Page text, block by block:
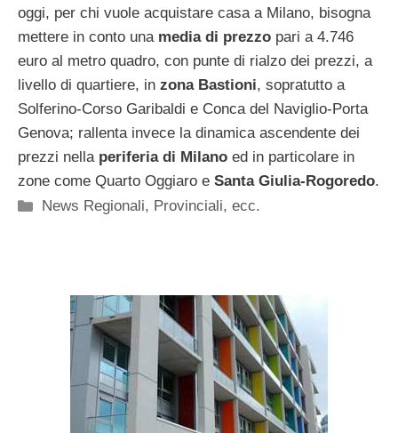
oggi, per chi vuole acquistare casa a Milano, bisogna
mettere in conto unamedia di prezzo pari a 4.746
euro al metro quadro, con punte di rialzo dei prezzi, a
livello di quartiere, in zona Bastioni, sopratutto a
Solferino-Corso Garibaldi e Conca del Naviglio-Porta
Genova; rallenta invece la dinamica ascendente dei
prezzi nella periferia di Milano ed in particolare in
zone come Quarto Oggiaro e Santa Giulia-Rogoredo.
Categorie
News Regionali, Provinciali, ecc.